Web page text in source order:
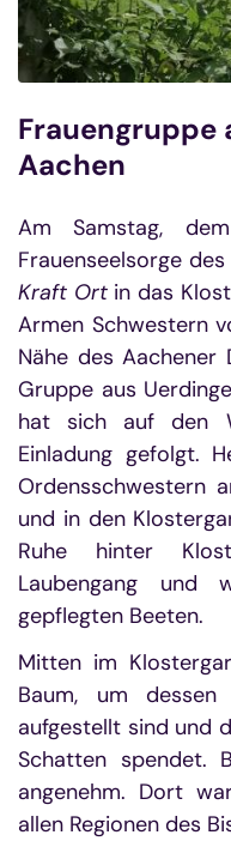
Frauengruppe
Aachen
Am Samstag,
Frauenseelsorge
Kraft Ort in das
Armen Schwestern
Nähe des Aachener
Gruppe aus
hat sich auf den
Einladung gefolgt.
Ordensschwestern
und in den
Ruhe hinter
Laubengang und
gepflegten Beeten.
Mitten im
Baum, um
aufgestellt sind und
Schatten spendet.
angenehm. Dort
allen Regionen des